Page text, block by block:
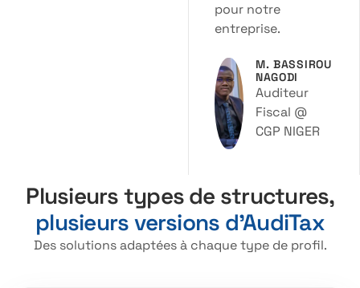
pour notre
entreprise.
M. BASSIROU
NAGODI
Auditeur
Fiscal @
CGP NIGER
Plusieurs types de structures,
plusieurs versions d’AudiTax
Des solutions adaptées à chaque type de profil.